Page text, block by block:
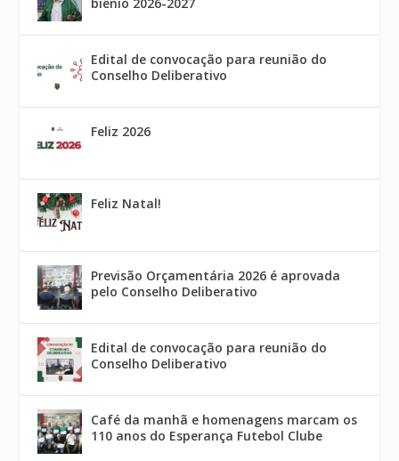
biênio 2026-2027
Edital de convocação para reunião do
Conselho Deliberativo
Feliz 2026
Feliz Natal!
Previsão Orçamentária 2026 é aprovada
pelo Conselho Deliberativo
Edital de convocação para reunião do
Conselho Deliberativo
Café da manhã e homenagens marcam os
110 anos do Esperança Futebol Clube